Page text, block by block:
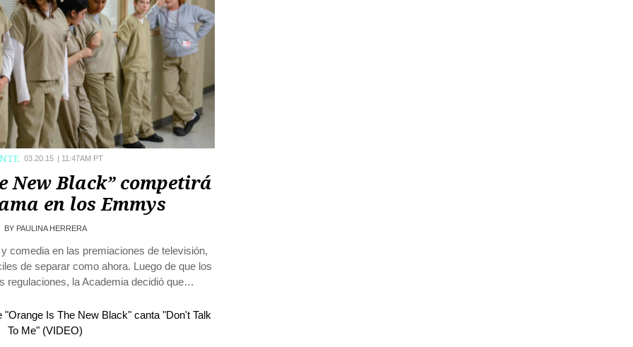
03.20.15 | 11:47AM PT
New Black” competirá
en los Emmys
BY PAULINA HERRERA
comedia en las premiaciones de televisión,
de separar como ahora. Luego de que los
regulaciones, la Academia decidió que…
"Orange Is The New Black" canta "Don't Talk
To Me" (VIDEO)